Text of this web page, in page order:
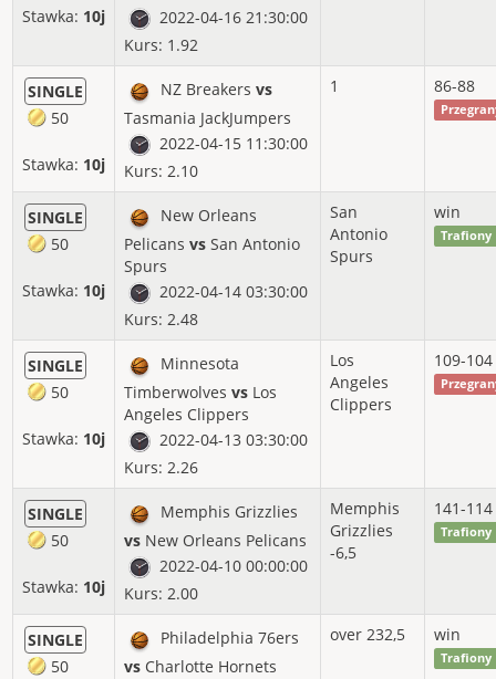
2016-11
14%
2016-10
77% 49.31%
64.10j
2016-09
25%
-98.30j
71%
2016-07
41% -20.82%
-70.80j
2016-06
58% 14.31%
37.20j
49%
2016-03
52% 0.96%
5.00j
2016-02
71% 36.83%
2016-01
66%
2015-12
72% 41.90%
121.50j
2015-11
46% 0.56%
4.00j
67%
2015-09
89% 67.78% 61.00j
Stawka: 10j
2022-04-16 21:30:00
Kurs: 1.92
SINGLE
50
Stawka: 10j
NZ Breakers vs
Tasmania JackJumpers
2022-04-15 11:30:00
Kurs: 2.10
1 86-88
SINGLE
50
Stawka: 10j
New Orleans
Pelicans vs San Antonio
Spurs
2022-04-14 03:30:00
Kurs: 2.48
San
Antonio
Spurs
win
Trafiony
SINGLE
50
Stawka: 10j
Minnesota
Timberwolves vs Los
Angeles Clippers
2022-04-13 03:30:00
Kurs: 2.26
Los
Angeles
Clippers
109-104
SINGLE
50
Stawka: 10j
Memphis Grizzlies
vs New Orleans Pelicans
2022-04-10 00:00:00
Kurs: 2.00
Memphis
Grizzlies
-6,5
141-114
Trafiony
SINGLE
50
Philadelphia 76ers
vs Charlotte Hornets
over 232,5 win
Trafiony